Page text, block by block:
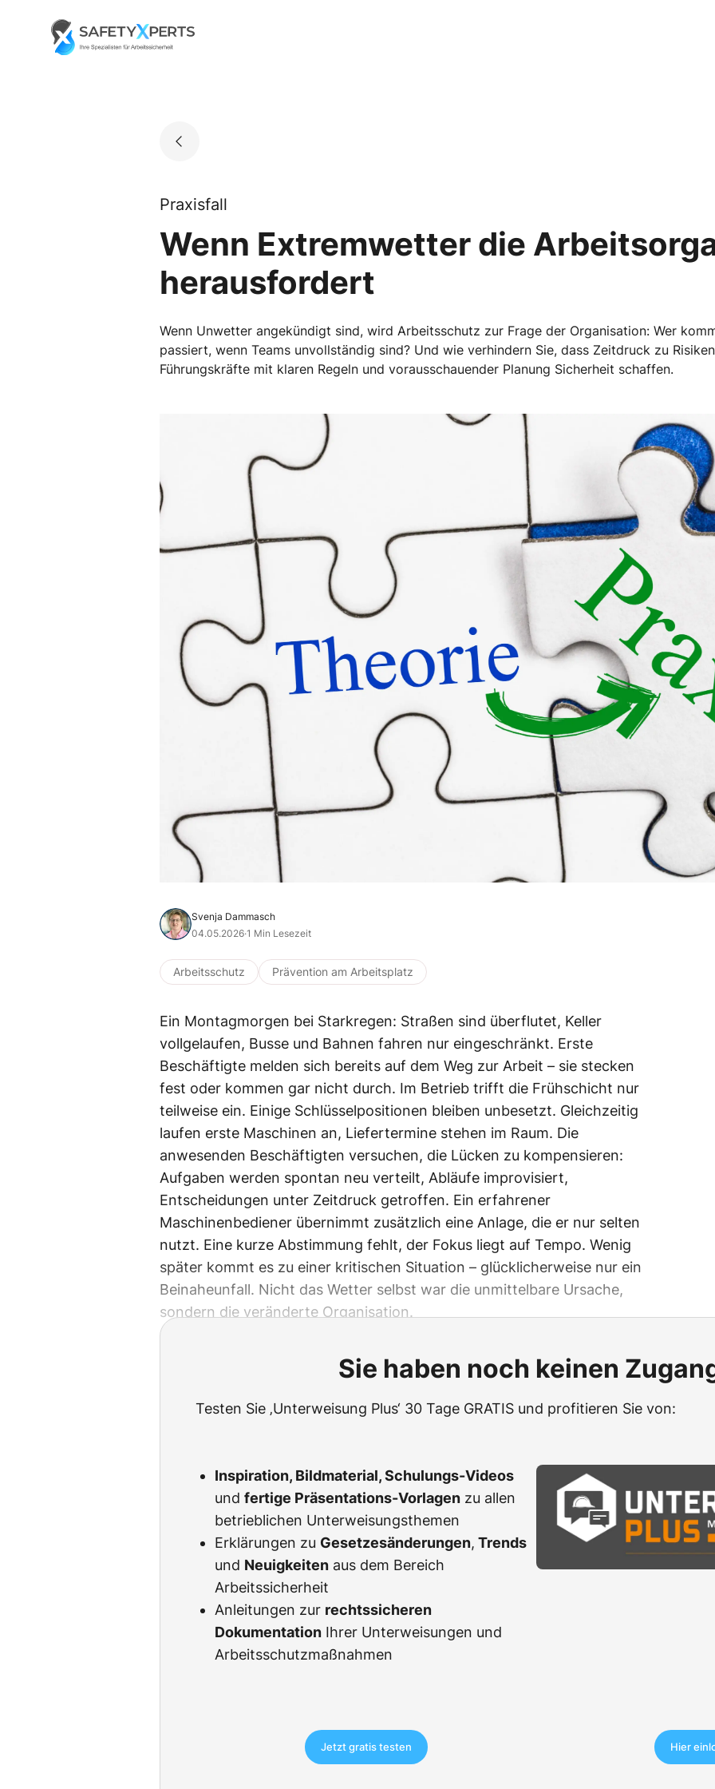
Go to landing page.
Praxisfall
Wenn Extremwetter die
herausfordert
Wenn Unwetter angekündigt sind, wird Arbeitsschutz zur Frage der Organisation: Wer
passiert, wenn Teams unvollständig sind? Und wie verhindern Sie, dass Zeitdruck zu
Führungskräfte mit klaren Regeln und vorausschauender Planung Sicherheit schaffen.
Svenja Dammasch
04.05.2026·1 Min Lesezeit
Arbeitsschutz Prävention am Arbeitsplatz
Ein Montagmorgen bei Starkregen: Straßen sind überflutet, Keller
vollgelaufen, Busse und Bahnen fahren nur eingeschränkt. Erste
Beschäftigte melden sich bereits auf dem Weg zur Arbeit – sie stecken
fest oder kommen gar nicht durch. Im Betrieb trifft die Frühschicht nur
teilweise ein. Einige Schlüsselpositionen bleiben unbesetzt. Gleichzeitig
laufen erste Maschinen an, Liefertermine stehen im Raum. Die
anwesenden Beschäftigten versuchen, die Lücken zu kompensieren:
Aufgaben werden spontan neu verteilt, Abläufe improvisiert,
Entscheidungen unter Zeitdruck getroffen. Ein erfahrener
Maschinenbediener übernimmt zusätzlich eine Anlage, die er nur selten
nutzt. Eine kurze Abstimmung fehlt, der Fokus liegt auf Tempo. Wenig
später kommt es zu einer kritischen Situation – glücklicherweise nur ein
Beinaheunfall. Nicht das Wetter selbst war die unmittelbare Ursache,
sondern die veränderte Organisation.
Sie haben noch keinen
Testen Sie ‚Unterweisung Plus‘ 30 Tage GRATIS und profitieren Sie von:
Inspiration, Bildmaterial, Schulungs-Videos
und fertige Präsentations-Vorlagen zu allen
betrieblichen Unterweisungsthemen
Erklärungen zu Gesetzesänderungen, Trends
und Neuigkeiten aus dem Bereich
Arbeitssicherheit
Anleitungen zur rechtssicheren
Dokumentation Ihrer Unterweisungen und
Arbeitsschutzmaßnahmen
Jetzt gratis testen Hier